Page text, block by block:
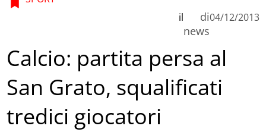
di
news
il 04/12/2013
Calcio: partita persa al
San Grato, squalificati
tredici giocatori